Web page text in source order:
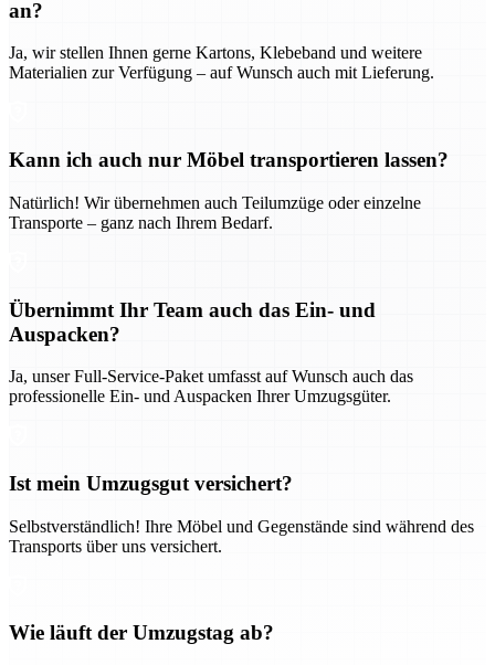
an?
Ja, wir stellen Ihnen gerne Kartons, Klebeband und weitere
Materialien zur Verfügung – auf Wunsch auch mit Lieferung.
Kann ich auch nur Möbel transportieren lassen?
Natürlich! Wir übernehmen auch Teilumzüge oder einzelne
Transporte – ganz nach Ihrem Bedarf.
Übernimmt Ihr Team auch das Ein- und
Auspacken?
Ja, unser Full-Service-Paket umfasst auf Wunsch auch das
professionelle Ein- und Auspacken Ihrer Umzugsgüter.
Ist mein Umzugsgut versichert?
Selbstverständlich! Ihre Möbel und Gegenstände sind während des
Transports über uns versichert.
Wie läuft der Umzugstag ab?